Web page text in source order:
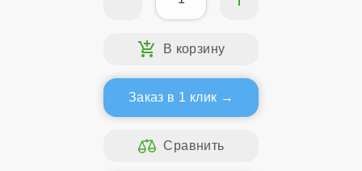
Заказ в 1 клик